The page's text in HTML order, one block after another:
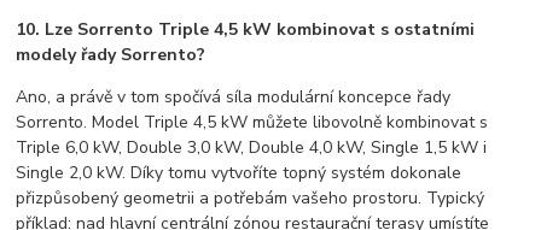
10. Lze Sorrento Triple 4,5 kW kombinovat s ostatními
modely řady Sorrento?
Ano, a právě v tom spočívá síla modulární koncepce řady
Sorrento. Model Triple 4,5 kW můžete libovolně kombinovat s
Triple 6,0 kW, Double 3,0 kW, Double 4,0 kW, Single 1,5 kW i
Single 2,0 kW. Díky tomu vytvoříte topný systém dokonale
přizpůsobený geometrii a potřebám vašeho prostoru. Typický
příklad: nad hlavní centrální zónou restaurační terasy umístíte